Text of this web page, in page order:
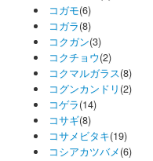
コガモ(6)
コガラ(8)
コクガン(3)
コクチョウ(2)
コクマルガラス(8)
コグンカンドリ (2)
コゲラ(14)
コサギ(8)
コサメビタキ(19)
コシアカツバメ(6)